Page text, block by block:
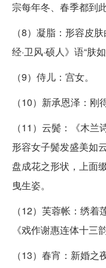
宗每年冬、春季都到此
（8）凝脂：形容皮
经·卫风·硕人》语“肤如
（9）侍儿：宫女。
（10）新承恩泽：刚
（11）云鬓：《木兰
形容女子鬓发盛美如
盘成花之形状，上面
曳生姿。
（12）芙蓉帐：绣
《戏作谢惠连体十三
（13）春宵：新婚之夜